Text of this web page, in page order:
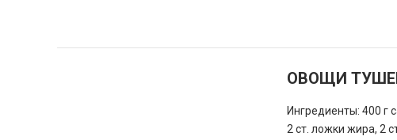
ОВОЩИ
Ингредиенты: 400 г
2 ст. ложки жира, 2